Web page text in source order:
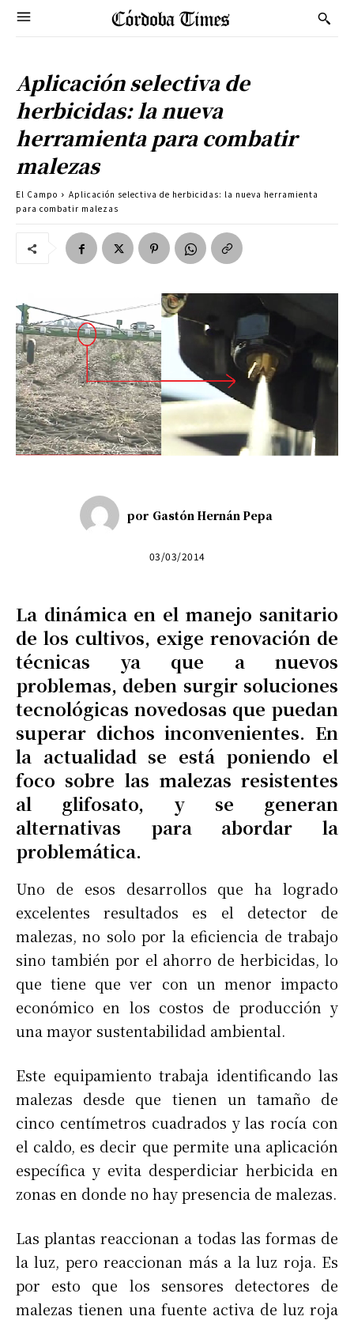
Aplicación selectiva de
herbicidas: la nueva
herramienta para combatir
malezas
El Campo
Aplicación selectiva de herbicidas: la nueva herramienta
para combatir malezas
por Gastón Hernán Pepa
03/03/2014
La dinámica en el manejo sanitario
de los cultivos, exige renovación de
técnicas ya que a nuevos
problemas, deben surgir soluciones
tecnológicas novedosas que puedan
superar dichos inconvenientes. En
la actualidad se está poniendo el
foco sobre las malezas resistentes
al glifosato, y se generan
alternativas para abordar la
problemática.
Uno de esos desarrollos que ha logrado
excelentes resultados es el detector de
malezas, no solo por la eficiencia de trabajo
sino también por el ahorro de herbicidas, lo
que tiene que ver con un menor impacto
económico en los costos de producción y
una mayor sustentabilidad ambiental.
Este equipamiento trabaja identificando las
malezas desde que tienen un tamaño de
cinco centímetros cuadrados y las rocía con
el caldo, es decir que permite una aplicación
específica y evita desperdiciar herbicida en
zonas en donde no hay presencia de malezas.
Las plantas reaccionan a todas las formas de
la luz, pero reaccionan más a la luz roja. Es
por esto que los sensores detectores de
malezas tienen una fuente activa de luz roja